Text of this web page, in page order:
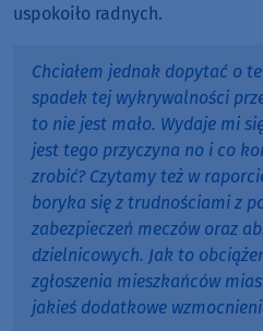
uspokoiło radnych.
Chciałem jednak dopytać o
spadek tej wykrywalności
to nie jest mało. Wydaje mi
jest tego przyczyna no i co
zrobić? Czytamy też w
boryka się z trudnościami z
zabezpieczeń meczów oraz
dzielnicowych. Jak to
zgłoszenia mieszkańców
jakieś dodatkowe